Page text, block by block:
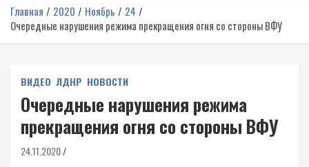
Главная 2020 Ноябрь
24
Очередные нарушения режима прекращения огня со стороны ВФУ
ВИДЕО ЛДНР НОВОСТИ
Очередные нарушения режима
прекращения огня со стороны ВФУ
24.11.2020